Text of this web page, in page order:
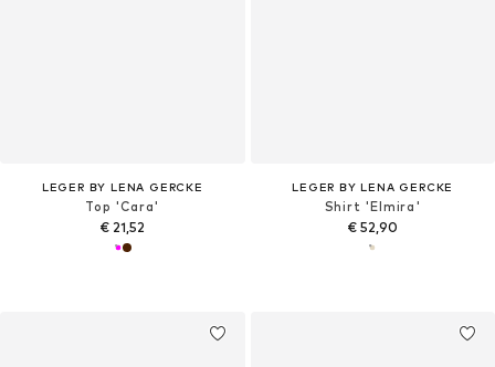
LEGER BY LENA GERCKE
Top 'Cara'
€ 21,52
LEGER BY LENA GERCKE
Shirt 'Elmira'
€ 52,90